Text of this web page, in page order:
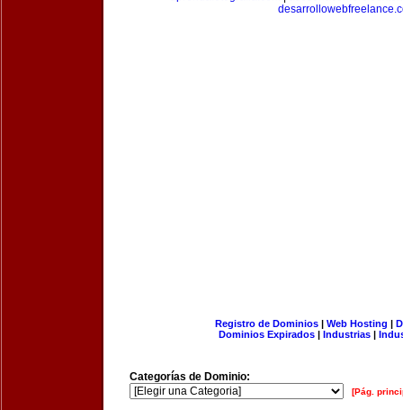
Registro de Dominios| Web Hosting |
Dominios Expirados | Industrias |
Categorías de Dominio:
[Pág.